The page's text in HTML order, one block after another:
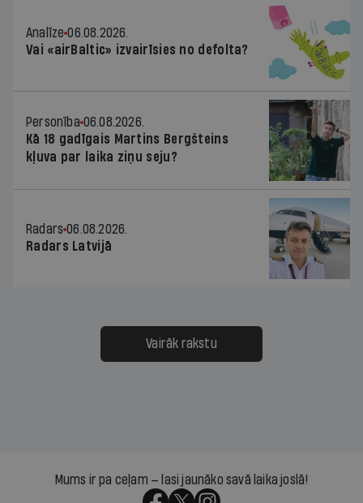
Analīze 06.08.2026.
Vai «airBaltic» izvairīsies no defolta?
Personība 06.08.2026.
Kā 18 gadīgais Martins Bergšteins
kļuva par laika ziņu seju?
Radars 06.08.2026.
Radars Latvijā
Vairāk rakstu
Mums ir pa ceļam — lasi jaunāko savā laika joslā!